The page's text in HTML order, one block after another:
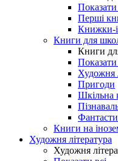
Показати
Перші
Книжки-
Книги для
Книги
Показати
Художня
Пригоди
Шкільна
Книги на
Художня література
Художня